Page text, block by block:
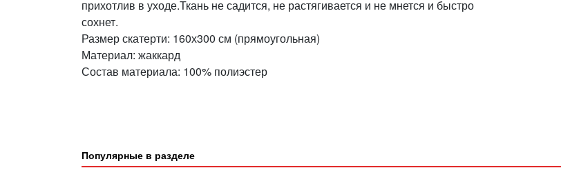
прихотлив в уходе.Ткань не садится, не растягивается и не мнется и быстро
сохнет.
Размер скатерти: 160х300 см (прямоугольная)
Материал: жаккард
Состав материала: 100% полиэстер
Популярные в разделе